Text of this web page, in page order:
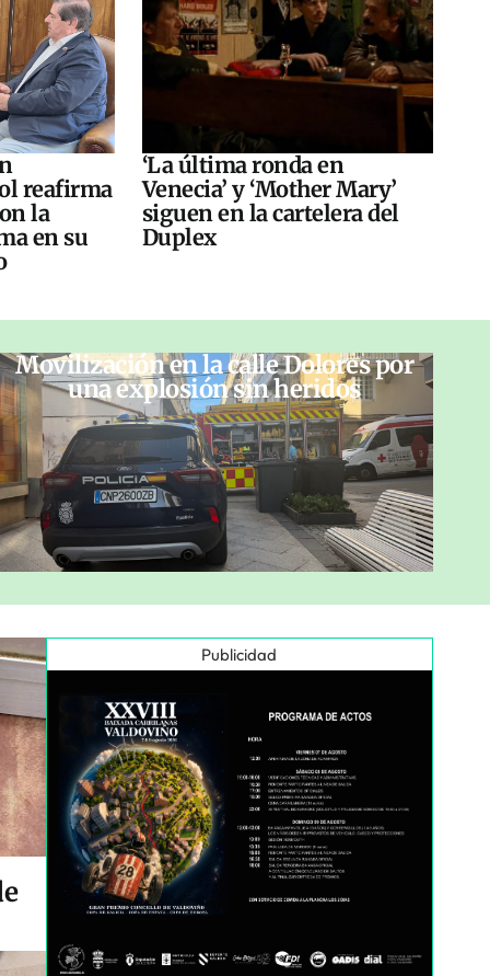
reafirma
la
en su
‘La última ronda en
Venecia’ y ‘Mother Mary’
siguen en la cartelera del
Duplex
Movilización en la calle Dolores por
una explosión sin heridos
Publicidad